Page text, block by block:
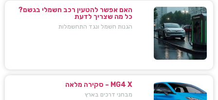
האם אפשר להטעין רכב חשמלי בגשם?
כל מה שצריך לדעת
הגנות חשמל ונגד התחשמלות
MG4 X – סקירה מלאה
מבחני דרכים בארץ